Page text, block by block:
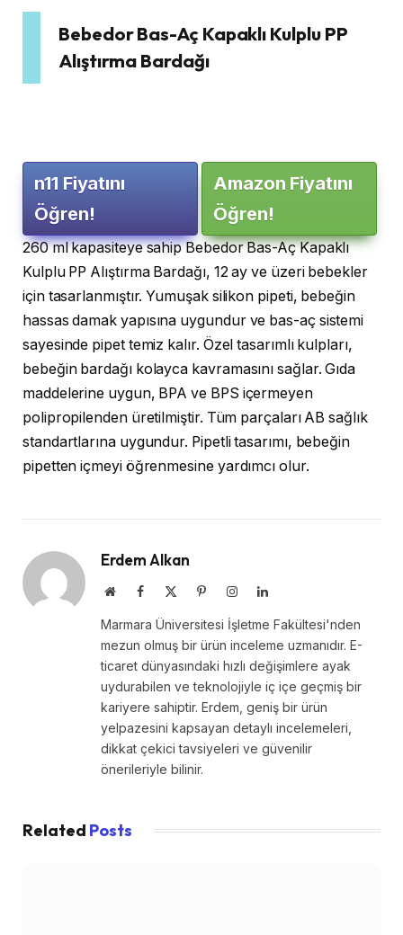
Bebedor Bas-Aç Kapaklı Kulplu PP
Alıştırma Bardağı
n11 Fiyatını
Öğren!
Amazon Fiyatını
Öğren!
260 ml kapasiteye sahip Bebedor Bas-Aç Kapaklı
Kulplu PP Alıştırma Bardağı, 12 ay ve üzeri bebekler
için tasarlanmıştır. Yumuşak silikon pipeti, bebeğin
hassas damak yapısına uygundur ve bas-aç sistemi
sayesinde pipet temiz kalır. Özel tasarımlı kulpları,
bebeğin bardağı kolayca kavramasını sağlar. Gıda
maddelerine uygun, BPA ve BPS içermeyen
polipropilenden üretilmiştir. Tüm parçaları AB sağlık
standartlarına uygundur. Pipetli tasarımı, bebeğin
pipetten içmeyi öğrenmesine yardımcı olur.
Erdem Alkan
WebsiteFacebook PinterestInstagramLinkedIn
Marmara Üniversitesi İşletme Fakültesi'nden
mezun olmuş bir ürün inceleme uzmanıdır. E-
ticaret dünyasındaki hızlı değişimlere ayak
uydurabilen ve teknolojiyle iç içe geçmiş bir
kariyere sahiptir. Erdem, geniş bir ürün
yelpazesini kapsayan detaylı incelemeleri,
dikkat çekici tavsiyeleri ve güvenilir
önerileriyle bilinir.
Related Posts